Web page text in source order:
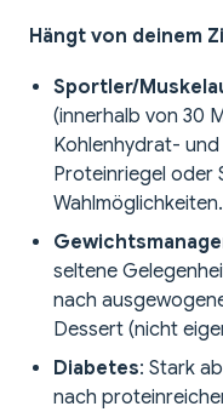
Hängt von deinem
Sportler/
(innerhalb von 30
Kohlenhydrat-
Proteinriegel oder
Wahlmöglichkeiten.
seltene
nach
Dessert (nicht
Diabetes: Stark
nach